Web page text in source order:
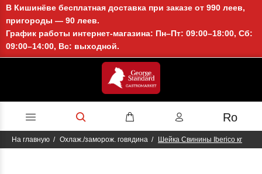
В Кишинёве бесплатная доставка при заказе от 990 леев,
пригороды — 90 леев.
График работы интернет-магазина: Пн–Пт: 09:00–18:00, Сб:
09:00–14:00, Вс: выходной.
Ro
На главную Охлаж./заморож. говядина Шейка Свинины Iberico кг